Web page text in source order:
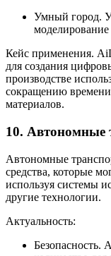
Умный город.
Кейс применения.
для создания
производстве
сокращению
материалов.
10. Автономные
Автономные
средства, которые
используя системы
другие технологии.
Актуальность:
Безопасность.